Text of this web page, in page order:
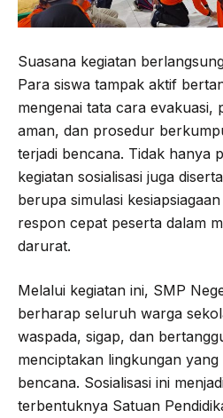
Suasana kegiatan
Para siswa tampak aktif
mengenai tata cara evakuasi,
aman, dan prosedur
terjadi bencana. Tidak hanya
kegiatan sosialisasi juga
berupa simulasi
respon cepat peserta dalam
darurat.
Melalui kegiatan ini, SMP
berharap seluruh warga
waspada, sigap, dan
menciptakan lingkungan
bencana. Sosialisasi ini
terbentuknya Satuan